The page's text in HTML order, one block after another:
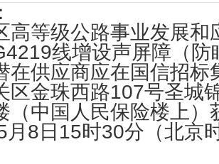
高等级公路事业发展和
线增设声屏障（防
在供应商应在国信招标
区金珠西路107号圣城
（中国人民保险楼上）
月8日15时30分（北京